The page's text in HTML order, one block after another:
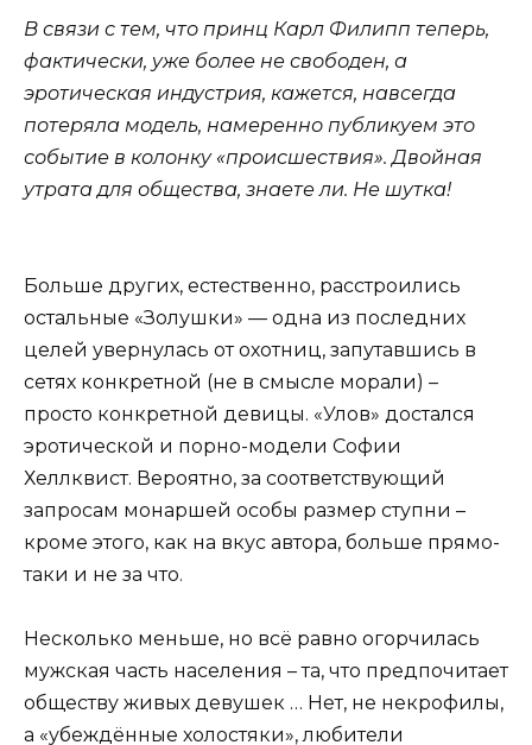
В связи с тем, что принц Карл Филипп теперь,
фактически, уже более не свободен, а
эротическая индустрия, кажется, навсегда
потеряла модель, намеренно публикуем это
событие в колонку «происшествия». Двойная
утрата для общества, знаете ли. Не шутка!
Больше других, естественно, расстроились
остальные «Золушки» — одна из последних
целей увернулась от охотниц, запутавшись в
сетях конкретной (не в смысле морали) –
просто конкретной девицы. «Улов» достался
эротической и порно-модели Софии
Хеллквист. Вероятно, за соответствующий
запросам монаршей особы размер ступни –
кроме этого, как на вкус автора, больше прямо-
таки и не за что.
Несколько меньше, но всё равно огорчилась
мужская часть населения – та, что предпочитает
обществу живых девушек … Нет, не некрофилы,
а «убеждённые холостяки», любители